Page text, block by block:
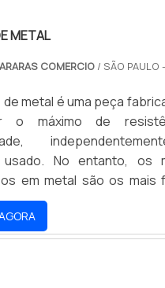
METAL
COMERCIO / SÃO PAULO
de metal é uma peça
o máximo de
usado. No entanto, os
em metal são os mais
dentre as opções
seu valor seja um pouco
aos demais modelos.